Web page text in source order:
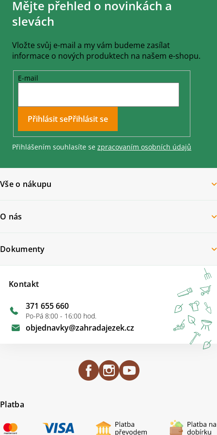
Mějte přehled o novinkách a
slevách
Vložte svůj e-mail a my vám budeme zasílat
informace o nových produktech na našem e-shopu.
E-mail
Přihlásit se
Přihlášením souhlasíte se zpracovaním osobních údajů
Vše o nákupu
O nás
Kontakt
objednavky@zahradajezek.cz
371 655 660
Po-Pá 8:00 - 16:00 hod.
Dokumenty
Platba